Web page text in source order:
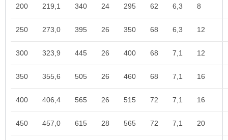
200 219,1 340 24 295 62 6,3 8
250 273,0 395 26 350 68 6,3 12
300 323,9 445 26 400 68 7,1 12
350 355,6 505 26 460 68 7,1 16
400 406,4 565 26 515 72 7,1 16
450 457,0 615 28 565 72 7,1 20